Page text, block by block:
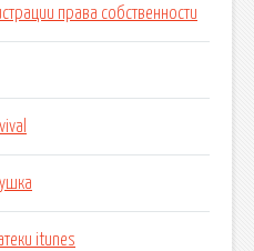
права собственности
itunes